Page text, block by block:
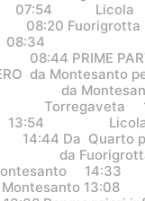
07:54
08:20
da
per da
13:54
14:44 Da
da